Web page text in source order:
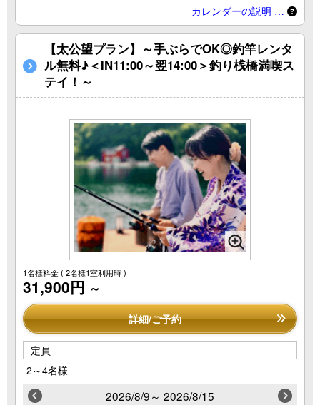
カレンダーの説明 …
【太公望プラン】～手ぶらでOK◎釣竿レンタ
ル無料♪＜IN11:00～翌14:00＞釣り桟橋満喫ス
テイ！～
1名様料金( 2名様1室利用時 )
31,900円 ～
詳細/ご予約
定員
2～4名様
2026/8/9～ 2026/8/15